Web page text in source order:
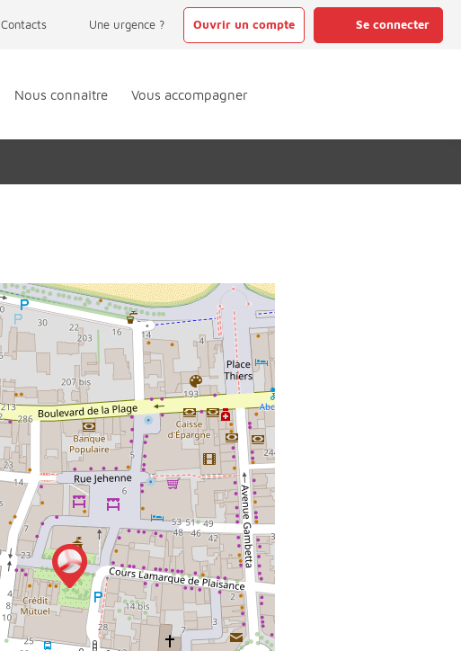
Contacts Une urgence ? Ouvrir un compte Se connecter
Nous connaître Vous accompagner